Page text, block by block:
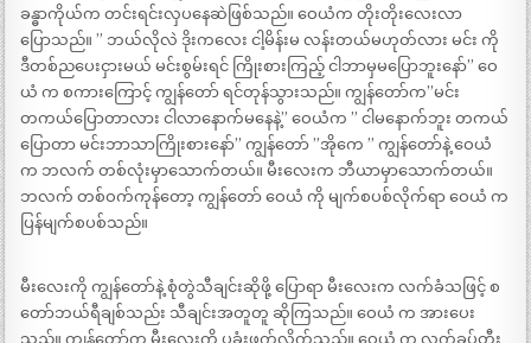
ခန္ဓာကိုယ်က တင်းရင်းလှပနေဆဲဖြစ်သည်။ ဝေယံက တိုးတိုးလေးလာ
ပြောသည်။ ” ဘယ်လိုလဲ ဒိုးကလေး ငါ့မိန်းမ လန်းတယ်မဟုတ်လား မင်း ကို
ဒီတစ်ညပေးငှားမယ် မင်းစွမ်းရင် ကြိုးစားကြည့် ငါဘာမှမပြောဘူးနော်” ဝေ
ယံ က စကားကြောင့် ကျွန်တော် ရင်တုန်သွားသည်။ ကျွန်တော်က”မင်း
တကယ်ပြောတာလား ငါလာနောက်မနေနဲ့” ဝေယံက ” ငါမနောက်ဘူး တကယ်
ပြောတာ မင်းဘာသာကြိုးစားနော်” ကျွန်တော် ”အိုကေ ” ကျွန်တော်နဲ့ ဝေယံ
က ဘလက် တစ်လုံးမှာသောက်တယ်။ မီးလေးက ဘီယာမှာသောက်တယ်။
ဘလက် တစ်ဝက်ကုန်တော့ ကျွန်တော် ဝေယံ ကို မျက်စပစ်လိုက်ရာ ဝေယံ က
ပြန်မျက်စပစ်သည်။
မီးလေးကို ကျွန်တော်နဲ့ စုံတွဲသီချင်းဆိုဖို့ ပြောရာ မီးလေးက လက်ခံသဖြင့် စ
တော်ဘယ်ရီချစ်သည်း သီချင်းအတူတူ ဆိုကြသည်။ ဝေယံ က အားပေး
သည်။ ကျွန်တော်က မီးလေးကို ပုခုံးဖက်လိုက်သည်။ ဝေယံ က လက်ခုပ်တီး